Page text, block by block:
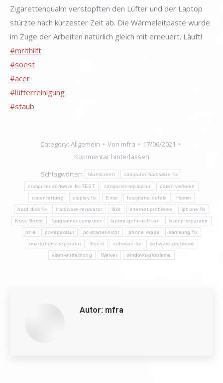
Zigarettenqualm verstopften den Lüfter und der Laptop
stürzte nach kürzester Zeit ab. Die Wärmeleitpaste wurde
im Zuge der Arbeiten natürlich gleich mit erneuert. Läuft!
#mrithilft
#soest
#acer
#lüfterreinigung
#staub
Category: Allgemein Von mfra
17/06/2021
Kommentar hinterlassen
Schlagwörter:
bluescreen computer hardware fix
computer software fix-TEST computer-reparatur daten-verloren
datenrettung display fix Ense festplatte-defekt Hamm
hard disk fix hardware-reparatur ifixit internet-probleme iphone fix
Kreis Soest langsamer-computer laptop-geht-nicht-an laptop-reparatur
mr-it pc-reparatur pc-startet-nicht phone repair samsung fix
smartphone-reparatur Soest software fix software-probleme
viren-entfernung Welver windows-probleme
Autor: mfra